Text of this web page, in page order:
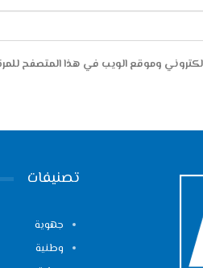
وموقع الويب في هذا المتصفح
تصنيفات
جهوية
وطنية